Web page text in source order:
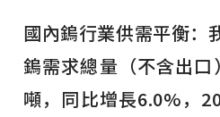
國內鎢行業供需平衡：
鎢需求總量（不含出
噸，同比增長6.0%，